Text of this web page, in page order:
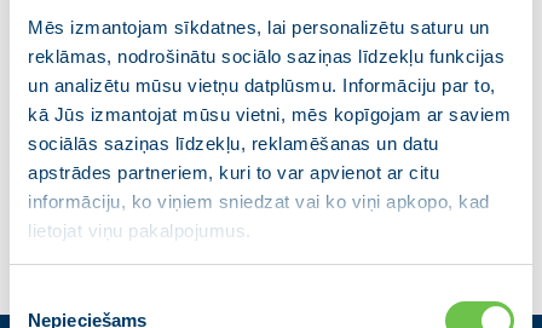
Mēs izmantojam sīkdatnes, lai personalizētu saturu un
reklāmas, nodrošinātu sociālo saziņas līdzekļu funkcijas
un analizētu mūsu vietņu datplūsmu. Informāciju par to,
kā Jūs izmantojat mūsu vietni, mēs kopīgojam ar saviem
sociālās saziņas līdzekļu, reklamēšanas un datu
apstrādes partneriem, kuri to var apvienot ar citu
informāciju, ko viņiem sniedzat vai ko viņi apkopo, kad
lietojat viņu pakalpojumus.
Nepieciešams
Kaspars Upenieks
Kuldīgas novada domes deputāts (Kuldīgas
novadam)